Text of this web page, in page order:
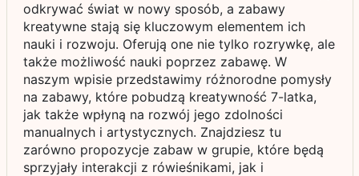
odkrywać świat w nowy sposób, a zabawy
kreatywne stają się kluczowym elementem ich
nauki i rozwoju. Oferują one nie tylko rozrywkę, ale
także możliwość nauki poprzez zabawę. W
naszym wpisie przedstawimy różnorodne pomysły
na zabawy, które pobudzą kreatywność 7-latka,
jak także wpłyną na rozwój jego zdolności
manualnych i artystycznych. Znajdziesz tu
zarówno propozycje zabaw w grupie, które będą
sprzyjały interakcji z rówieśnikami, jak i